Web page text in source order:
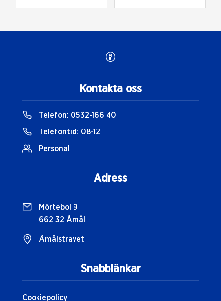
Snabblänkar
Cookiepolicy
Kontakta oss
Telefon: 0532-166 40
Telefontid: 08-12
Personal
Adress
Mörtebol 9
662 32 Åmål
Åmålstravet